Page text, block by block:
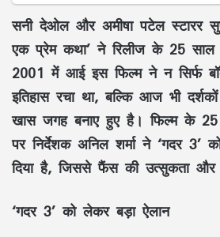
सनी देओल और अमीषा पटेल स्टारर
एक प्रेम कथा’ ने रिलीज के 25
2001 में आई इस फिल्म ने न सिर्फ
इतिहास रचा था, बल्कि आज भी
खास जगह बनाए हुए है। फिल्म के
पर निर्देशक अनिल शर्मा ने ‘गदर
दिया है, जिससे फैंस की उत्सुकता
‘गदर 3’ को लेकर बड़ा ऐलान